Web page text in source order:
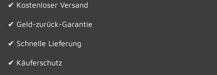
✔ Kostenloser Versand
✔ Geld-zurück-Garantie
✔ Schnelle Lieferung
✔ Käuferschutz